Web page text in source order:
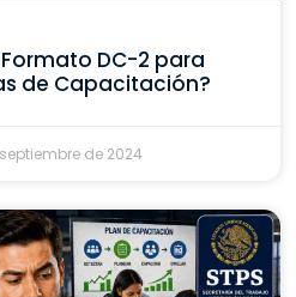
DC-2 para
de Capacitación?
de 2024